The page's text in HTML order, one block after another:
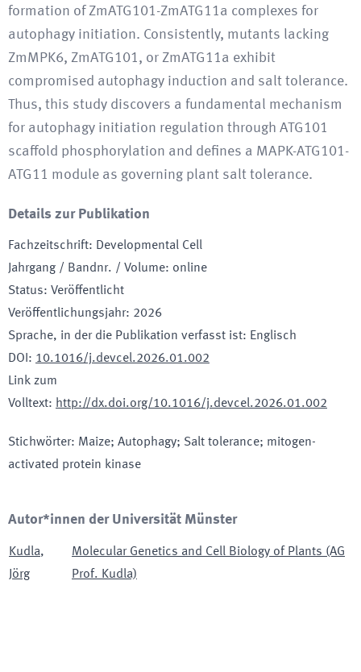
formation of ZmATG101-ZmATG11a complexes for
autophagy initiation. Consistently, mutants lacking
ZmMPK6, ZmATG101, or ZmATG11a exhibit
compromised autophagy induction and salt tolerance.
Thus, this study discovers a fundamental mechanism
for autophagy initiation regulation through ATG101
scaffold phosphorylation and defines a MAPK-ATG101-
ATG11 module as governing plant salt tolerance.
Details zur Publikation
Fachzeitschrift: Developmental Cell
Jahrgang / Bandnr. / Volume: online
Status: Veröffentlicht
Veröffentlichungsjahr: 2026
Sprache, in der die Publikation verfasst ist: Englisch
DOI : 10.1016/j.devcel.2026.01.002
Link zum
Volltext: http://dx.doi.org/10.1016/j.devcel.2026.01.002
Stichwörter: Maize; Autophagy; Salt tolerance; mitogen-
activated protein kinase
Autor*innen der Universität Münster
Kudla,
Jörg
Molecular Genetics and Cell Biology of Plants (AG
Prof. Kudla)